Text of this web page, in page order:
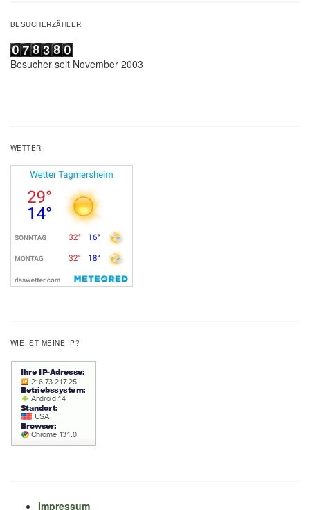
BESUCHERZÄHLER
Besucher seit November 2003
WETTER
WIE IST MEINE IP?
Impressum